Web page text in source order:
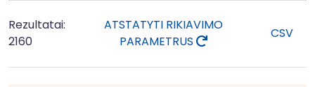
Rezultatai:
2160
ATSTATYTI RIKIAVIMO
PARAMETRUS
CSV